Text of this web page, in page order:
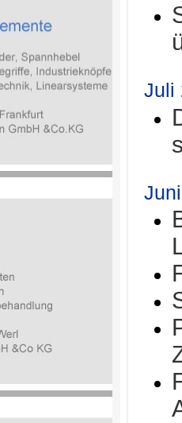
Juli